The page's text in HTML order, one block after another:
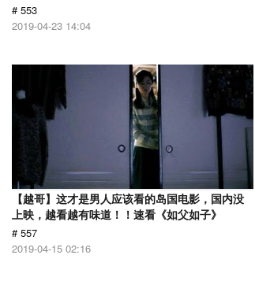
# 553
2019-04-23 14:04
【越哥】这才是男人应该看的岛国电影，国内没
上映，越看越有味道！！速看《如父如子》
# 557
2019-04-15 02:16